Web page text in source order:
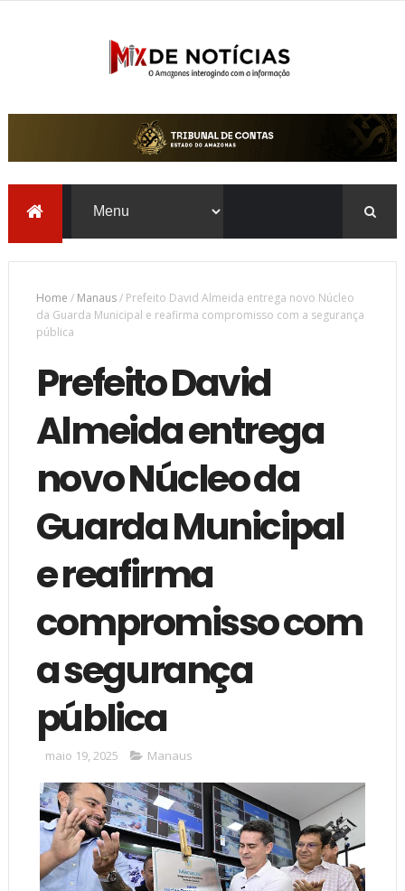
Home / Manaus/ Prefeito David Almeida entrega novo Núcleo
da Guarda Municipal e reafirma compromisso com a segurança
pública
Prefeito David
Almeida entrega
novo Núcleo da
Guarda Municipal
e reafirma
compromisso com
a segurança
pública
maio 19, 2025 Manaus